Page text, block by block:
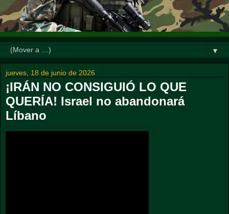
▼
jueves, 18 de junio de 2026
¡IRÁN NO CONSIGUIÓ LO QUE
QUERÍA! Israel no abandonará
Líbano